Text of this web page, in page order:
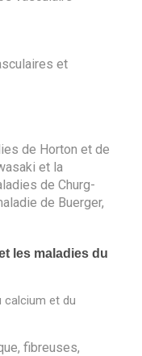
et
de Horton et de
et la
de Churg-
de Buerger,
les maladies du
calcium et du
fibreuses,